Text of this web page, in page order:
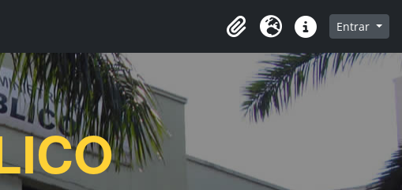
Clipboard
Idioma Atalhos Entrar